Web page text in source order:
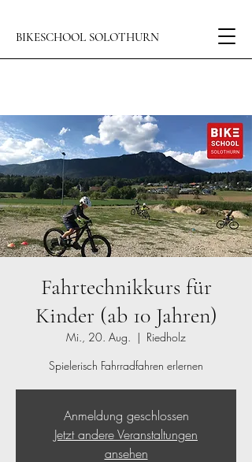
BIKESCHOOL SOLOTHURN
Fahrtechnikkurs für
Kinder (ab 10 Jahren)
Mi., 20. Aug.
  |
Riedholz
Spielerisch Fahrradfahren erlernen
Anmeldung geschlossen
Jetzt andere Veranstaltungen
ansehen